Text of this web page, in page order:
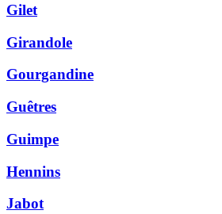
Gilet
Girandole
Gourgandine
Guêtres
Guimpe
Hennins
Jabot